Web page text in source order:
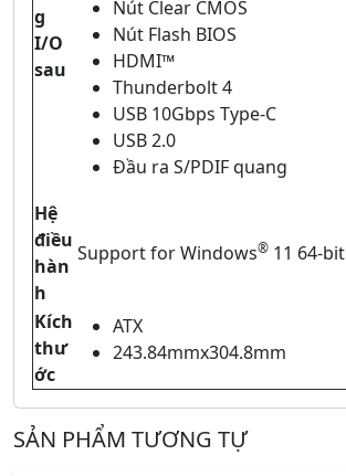
g
I/O
sau
Nút Clear CMOS
Nút Flash BIOS
HDMI™
Thunderbolt 4
USB 10Gbps Type-C
USB 2.0
Đầu ra S/PDIF quang
Hệ
điều
hàn
h
Support for Windows® 11 64-bit
Kích
thư
ớc
ATX
243.84mmx304.8mm
SẢN PHẨM TƯƠNG TỰ